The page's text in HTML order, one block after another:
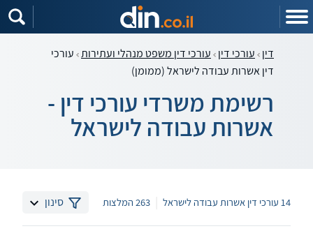
דין עורכי דין עורכי דין משפט מנהלי ועתירות עורכי
דין אשרות עבודה לישראל (ממומן)
רשימת משרדי עורכי דין -
אשרות עבודה לישראל
14 עורכי דין אשרות עבודה לישראל 263 המלצות סינון